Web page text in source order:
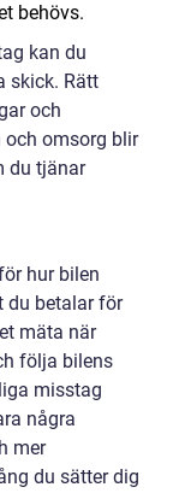
behövs.
kan du
skick. Rätt
och
omsorg blir
du tjänar
hur bilen
du betalar för
mäta när
följa bilens
misstag
några
mer
du sätter dig